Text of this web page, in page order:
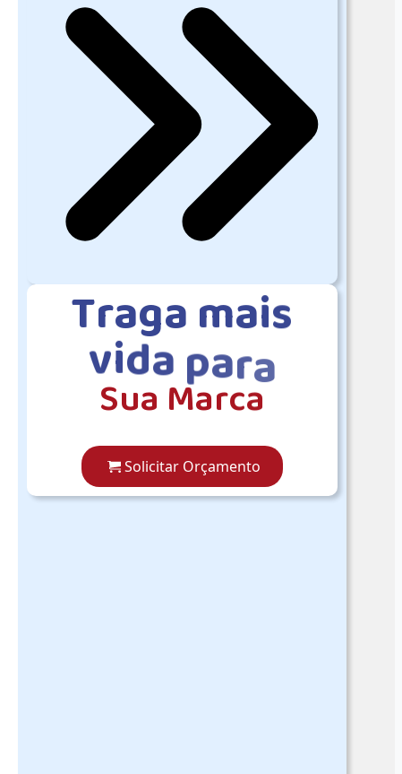
Tragamais
vidapara
SuaMarca
Solicitar Orçamento